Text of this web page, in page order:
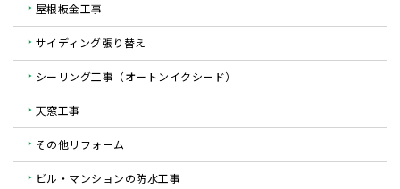
屋根板金工事
サイディング張り替え
シーリング工事（オートンイクシード）
天窓工事
その他リフォーム
ビル・マンションの防水工事